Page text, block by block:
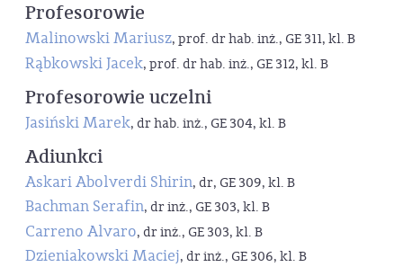
Profesorowie
Malinowski Mariusz, prof. dr hab. inż., GE 311, kl. B
Rąbkowski Jacek, prof. dr hab. inż., GE 312, kl. B
Profesorowie uczelni
Jasiński Marek, dr hab. inż., GE 304, kl. B
Adiunkci
Askari Abolverdi Shirin, dr, GE 309, kl. B
Bachman Serafin, dr inż., GE 303, kl. B
Carreno Alvaro, dr inż., GE 303, kl. B
Dzieniakowski Maciej, dr inż., GE 306, kl. B